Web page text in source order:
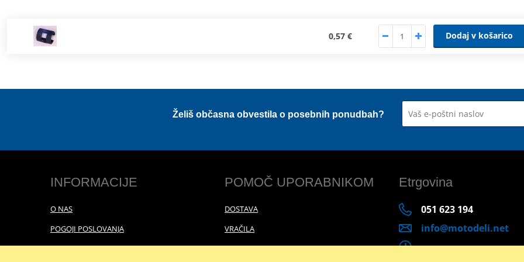
0,57 € Dodaj v košarico
Želiš občasna obvestila o posebnih ponudbah?
INFORMACIJE
O NAS
POGOJI POSLOVANJA
POLITIKA ZASEBNOSTI
POMOČ UPORABNIKOM
DOSTAVA
VRAČILA
Etrgovina
051 623 194
info@motodeli.net